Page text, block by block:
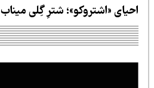
«اشتروکو»؛ شترِ گِلی میناب